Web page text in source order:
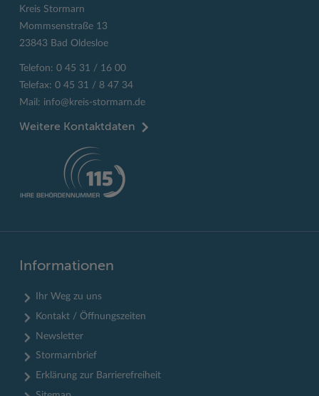
Kreis Stormarn
Mommsenstraße 13
23843 Bad Oldesloe
Telefon: 0 45 31 / 16 00
Telefax: 0 45 31 / 8 47 34
Mail: info@kreis-stormarn.de
Weitere Kontaktdaten
Informationen
Ihr Weg zu uns
Kontakt / Öffnungszeiten
Newsletter
Stormarnbrief
Erklärung zur Barrierefreiheit